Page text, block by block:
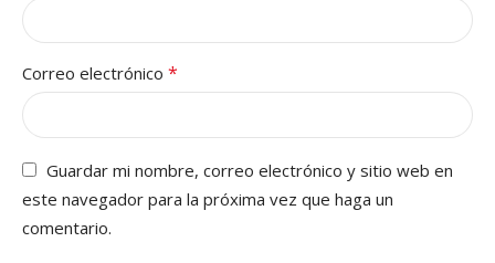
Correo electrónico *
Guardar mi nombre, correo electrónico y sitio web en
este navegador para la próxima vez que haga un
comentario.